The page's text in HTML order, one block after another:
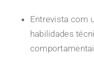
Entrevista com
habilidades